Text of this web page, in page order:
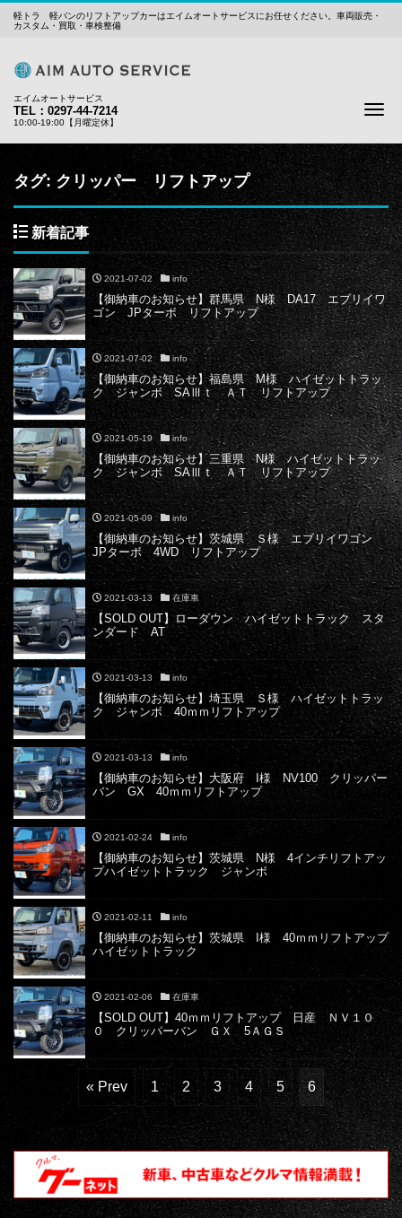
軽トラ 軽バンのリフトアップカーはエイムオートサービスにお任せください。車両販売・
カスタム・買取・車検整備
エイムオートサービス
TEL：0297-44-7214
10:00-19:00【月曜定休】
タグ: クリッパー リフトアップ
新着記事
2021-07-02 info
【御納車のお知らせ】群馬県 N様 DA17 エブリイワ
ゴン JPターボ リフトアップ
2021-07-02 info
【御納車のお知らせ】福島県 M様 ハイゼットトラッ
ク ジャンボ SAⅢｔ ＡＴ リフトアップ
2021-05-19 info
【御納車のお知らせ】三重県 N様 ハイゼットトラッ
ク ジャンボ SAⅢｔ ＡＴ リフトアップ
2021-05-09 info
【御納車のお知らせ】茨城県 Ｓ様 エブリイワゴン
JPターボ 4WD リフトアップ
2021-03-13 在庫車
【SOLD OUT】ローダウン ハイゼットトラック スタ
ンダード AT
2021-03-13 info
【御納車のお知らせ】埼玉県 Ｓ様 ハイゼットトラッ
ク ジャンボ 40ｍｍリフトアップ
2021-03-13 info
【御納車のお知らせ】大阪府 I様 NV100 クリッパー
バン GX 40ｍｍリフトアップ
2021-02-24 info
【御納車のお知らせ】茨城県 N様 4インチリフトアッ
プハイゼットトラック ジャンボ
2021-02-11 info
【御納車のお知らせ】茨城県 I様 40ｍｍリフトアップ
ハイゼットトラック
2021-02-06 在庫車
【SOLD OUT】40ｍｍリフトアップ 日産 ＮＶ１０
０ クリッパーバン ＧＸ 5ＡＧＳ
« Prev 1 2 3 4 5 6